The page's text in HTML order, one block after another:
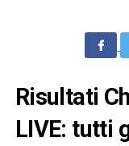
Risultati
LIVE: tutti